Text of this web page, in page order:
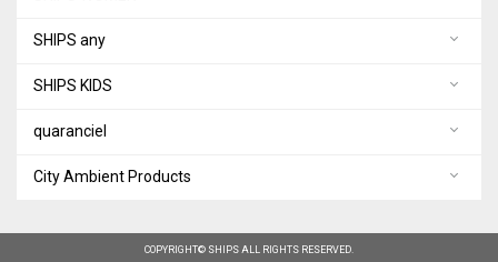
SHIPS any
SHIPS KIDS
quaranciel
City Ambient Products
COPYRIGHT© SHIPS ALL RIGHTS RESERVED.